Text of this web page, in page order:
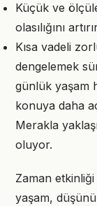
Küçük ve
olasılığını
Kısa vadeli
dengelemek
günlük yaşam
konuya daha
Merakla
oluyor.
Zaman etkinliği
yaşam,